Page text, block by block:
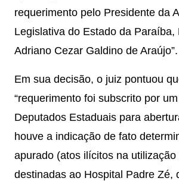
requerimento pelo Presidente da
Legislativa do Estado da Paraíba,
Adriano Cezar Galdino de Araújo”.
Em sua decisão, o juiz pontuou
“requerimento foi subscrito por
Deputados Estaduais para
houve a indicação de fato
apurado (atos ilícitos na utilização
destinadas ao Hospital Padre Zé,